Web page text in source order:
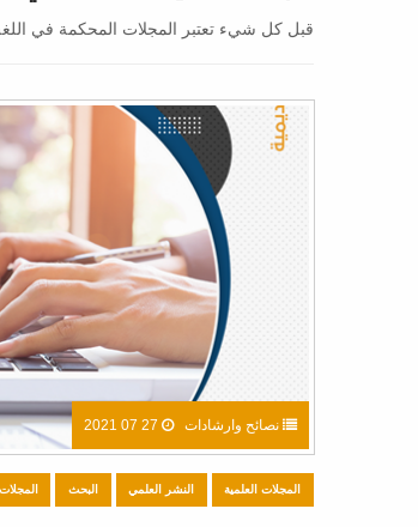
قبل كل شيء تعتبر المجلات المحكمة في اللغة
نصائح وارشادات
المجلات العلمية النشر العلمي البحث المجلات